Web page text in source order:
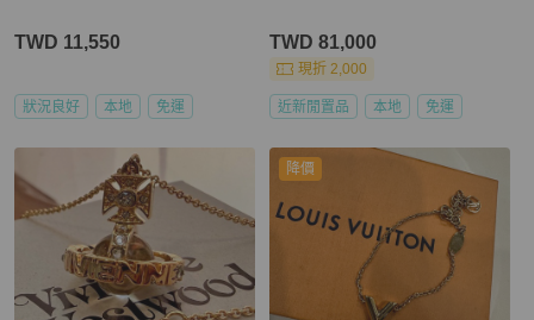
TWD 11,550
狀況良好 本地 免運
TWD 81,000
現折 2,000
近新閒置品 本地 免運
降價